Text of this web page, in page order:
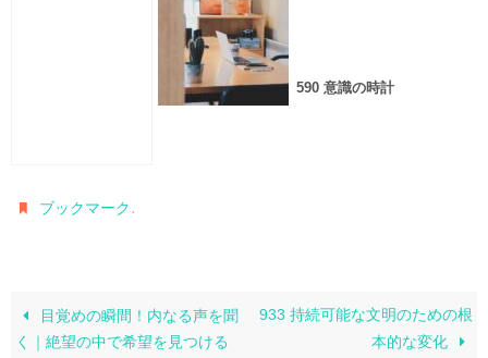
590 意識の時計
ブックマーク.
目覚めの瞬間！内なる声を聞
く｜絶望の中で希望を見つける
933 持続可能な文明のための根
本的な変化